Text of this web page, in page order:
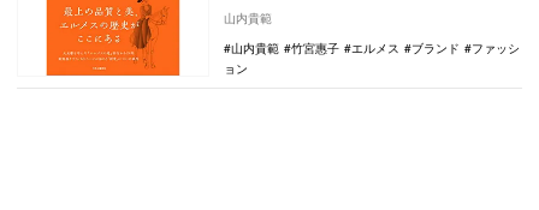
るJapan E…
山内貴範
山内貴範
竹宮惠子 エルメス ブランド
ファッシ
ョン